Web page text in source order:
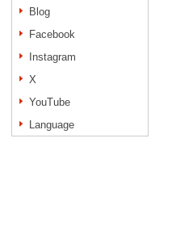
Blog
Facebook
Instagram
X
YouTube
Language